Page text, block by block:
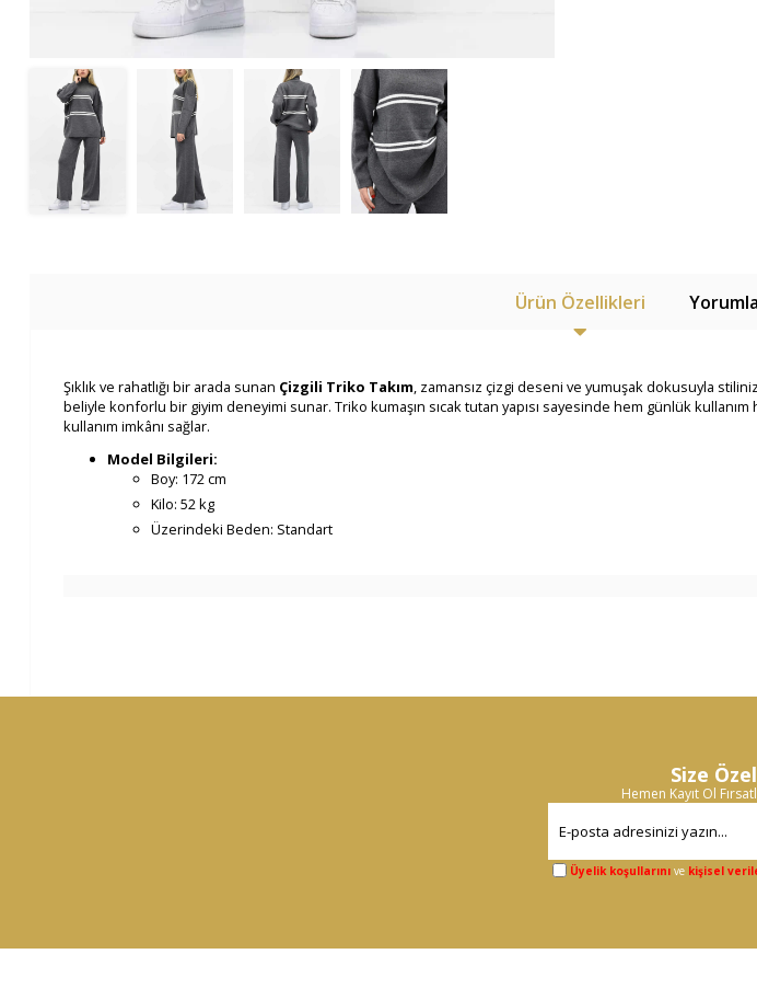
Ürün Özellikleri
Şıklık ve rahatlığı bir arada sunan Çizgili Triko Takım, zamansız çizgi deseni ve yumuşak dokusuyla
beliyle konforlu bir giyim deneyimi sunar. Triko kumaşın sıcak tutan yapısı sayesinde hem günlük
kullanım imkânı sağlar.
Model Bilgileri:
Boy: 172 cm
Kilo: 52 kg
Üzerindeki Beden: Standart
Size
Hemen Kayıt Ol
Üyelik koşullarınıve kişisel